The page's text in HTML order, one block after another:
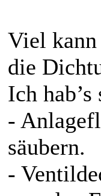
Viel kann
die
Ich hab’s
-
säubern.
-